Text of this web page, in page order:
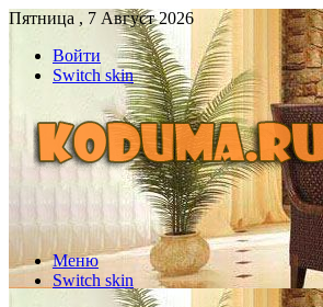
Пятница , 7 Август 2026
Войти
Switch skin
Меню
Switch skin